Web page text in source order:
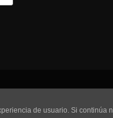
de usuario. Si